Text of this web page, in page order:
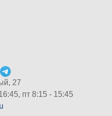
27
пт 8:15 - 15:45